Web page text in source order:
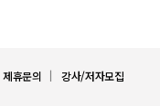
제휴문의 ㅣ 강사/저자모집